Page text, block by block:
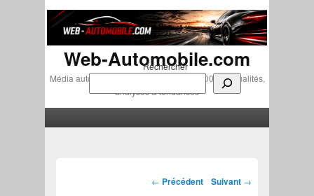
Rechercher
Web-Automobile.com
Média automobile indépendant depuis 2007 • Actualités,
analyses & tendances
Navigation des articles
← Précédent Suivant →